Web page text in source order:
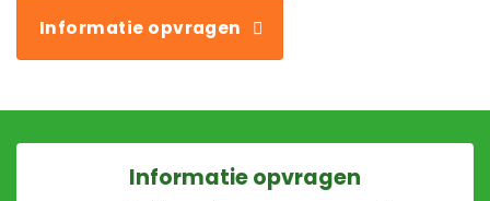
Informatie opvragen
Informatie opvragen